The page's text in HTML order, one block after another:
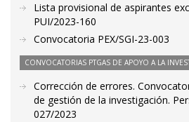
Lista provisional de aspirantes
PUI/2023-160
Convocatoria PEX/SGI-23-003
CONVOCATORIAS PTGAS DE APOYO A LA
Corrección de errores.
de gestión de la investigación.
027/2023